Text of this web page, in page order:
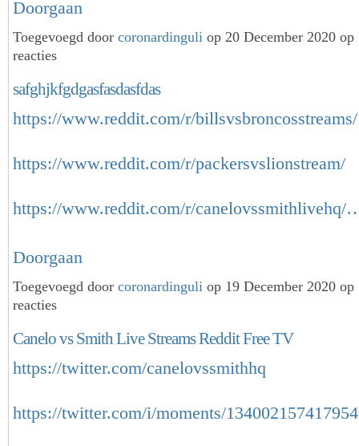
Doorgaan
Toegevoegd door coronardinguli op 20 December 2020
reacties
safghjkfgdgasfasdasfdas
https://www.reddit.com/r/billsvsbroncosstreams/
https://www.reddit.com/r/packersvslionstream/
https://www.reddit.com/r/canelovssmithlivehq/
Doorgaan
Toegevoegd door coronardinguli op 19 December 2020
reacties
Canelo vs Smith Live Streams Reddit Free TV
https://twitter.com/canelovssmithhq
https://twitter.com/i/moments/